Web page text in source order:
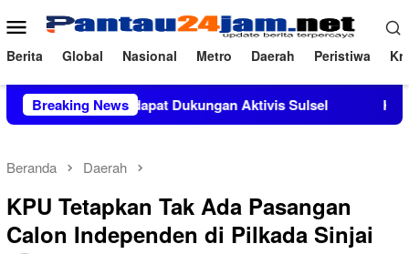
ke
konten
Menu
Mobile
Berita Global Nasional Metro Daerah Peristiwa
Breaking News
Mendapat Dukungan Aktivis Sulsel Kapolres
Beranda Daerah
KPU Tetapkan Tak Ada Pasangan
Calon Independen di Pilkada Sinjai